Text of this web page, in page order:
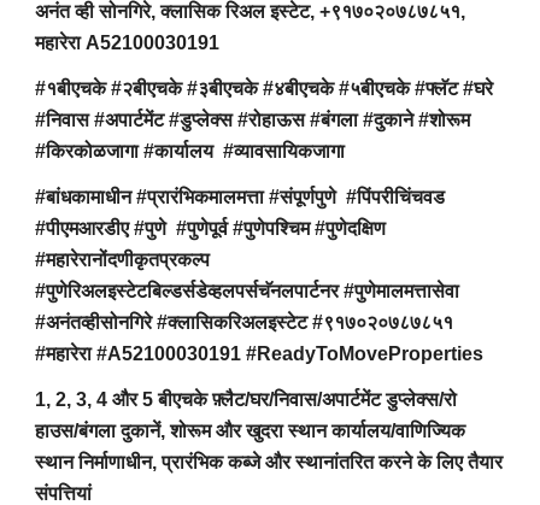
अनंत व्ही सोनगिरे, क्लासिक रिअल इस्टेट, +९१७०२०७८७८५१,
महारेरा A52100030191
#१बीएचके #२बीएचके #३बीएचके #४बीएचके #५बीएचके #फ्लॅट #घरे
#निवास #अपार्टमेंट #डुप्लेक्स #रोहाऊस #बंगला #दुकाने #शोरूम
#किरकोळजागा #कार्यालय #व्यावसायिकजागा
#बांधकामाधीन #प्रारंभिकमालमत्ता #संपूर्णपुणे #पिंपरीचिंचवड
#पीएमआरडीए #पुणे #पुणेपूर्व #पुणेपश्चिम #पुणेदक्षिण
#महारेरानोंदणीकृतप्रकल्प
#पुणेरिअलइस्टेटबिल्डर्सडेव्हलपर्सचॅनलपार्टनर #पुणेमालमत्तासेवा
#अनंतव्हीसोनगिरे #क्लासिकरिअलइस्टेट #९१७०२०७८७८५१
#महारेरा #A52100030191 #ReadyToMoveProperties
1, 2, 3, 4 और 5 बीएचके फ़्लैट/घर/निवास/अपार्टमेंट डुप्लेक्स/रो
हाउस/बंगला दुकानें, शोरूम और खुदरा स्थान कार्यालय/वाणिज्यिक
स्थान निर्माणाधीन, प्रारंभिक कब्जे और स्थानांतरित करने के लिए तैयार
संपत्तियां